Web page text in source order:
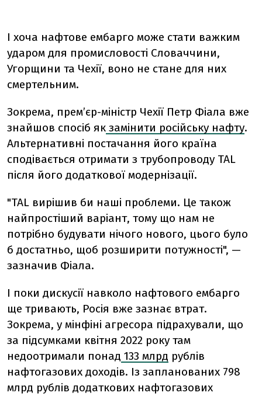
І хоча нафтове ембарго може стати важким
ударом для промисловості Словаччини,
Угорщини та Чехії, воно не стане для них
смертельним.
Зокрема, прем’єр-міністр Чехії Петр Фіала вже
знайшов спосіб як замінити російську нафту.
Альтернативні постачання його країна
сподівається отримати з трубопроводу TAL
після його додаткової модернізації.
"TAL вирішив би наші проблеми. Це також
найпростіший варіант, тому що нам не
потрібно будувати нічого нового, цього було
б достатньо, щоб розширити потужності", —
зазначив Фіала.
І поки дискусії навколо нафтового ембарго
ще тривають, Росія вже зазнає втрат.
Зокрема, у мінфіні агресора підрахували, що
за підсумками квітня 2022 року там
недоотримали понад 133 млрд рублів
нафтогазових доходів. Із запланованих 798
млрд рублів додаткових нафтогазових